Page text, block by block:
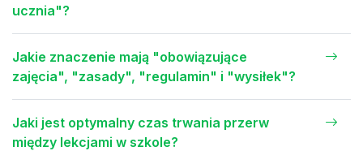
ucznia"?
Jakie znaczenie mają "obowiązujące
zajęcia", "zasady", "regulamin" i "wysiłek"?
Jaki jest optymalny czas trwania przerw
między lekcjami w szkole?